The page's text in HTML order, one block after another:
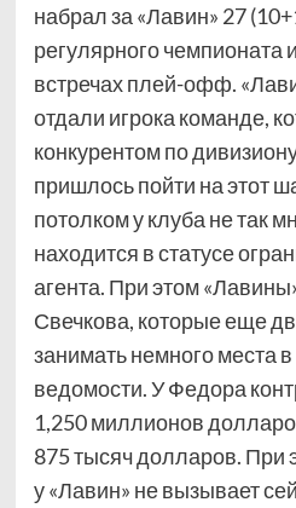
набрал за «Лавин» 27
регулярного чемпионата
встречах плей-офф.
отдали игрока команде,
конкурентом по
пришлось пойти на этот
потолком у клуба не так
находится в статусе
агента. При этом
Свечкова, которые еще
занимать немного места
ведомости. У Федора
1,250 миллионов
875 тысяч долларов. При
у «Лавин» не вызывает